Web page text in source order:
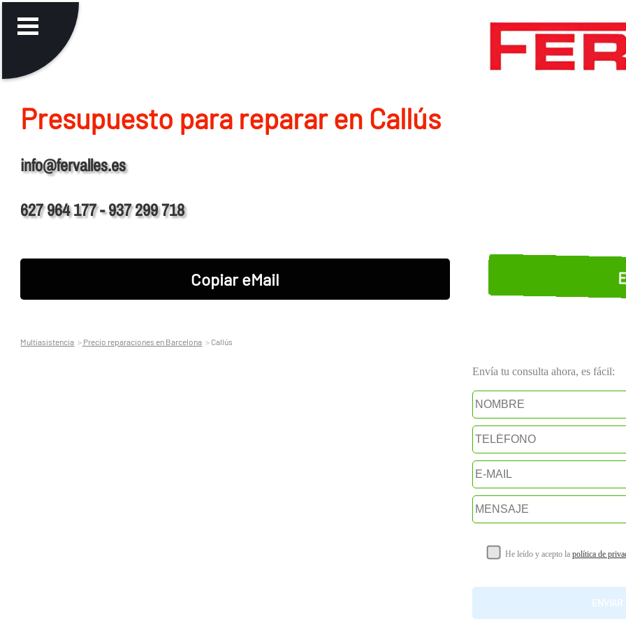
Presupuesto para reparar en Callús
info@fervalles.es
627 964 177 - 937 299 718
Copiar eMail
Multiasistencia Precio reparaciones en Barcelona Callús
Envía tu consulta ahora, es fácil:
He leído y acepto la política de